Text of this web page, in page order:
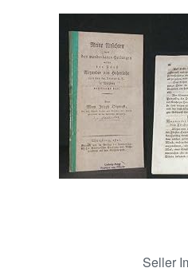
Art & Collectibles
Start Selling
Seller